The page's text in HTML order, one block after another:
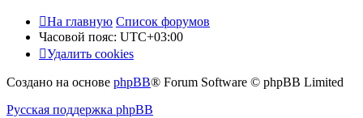
На главную Список форумов
Часовой пояс: UTC+03:00
Удалить cookies
Создано на основе phpBB® Forum Software © phpBB Limited
Русская поддержка phpBB